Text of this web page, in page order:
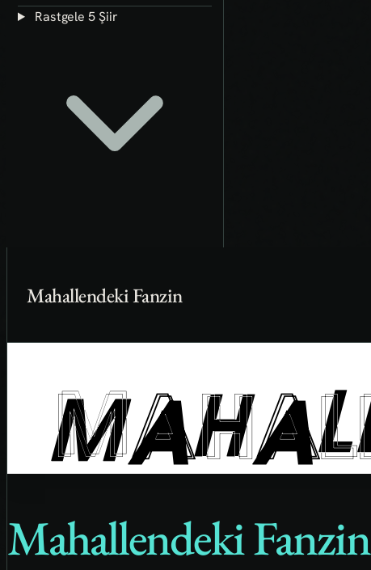
Rastgele 5 Şiir
Mahallendeki Fanzin
Mahallendeki Fanzin